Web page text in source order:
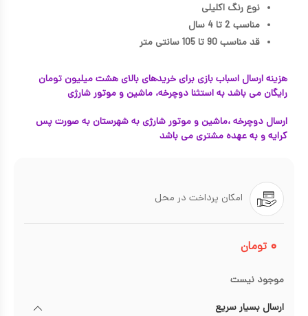
نوع رنگ اکلیلی
مناسب 2 تا 4 سال
قد مناسب 90 تا 105 سانتی متر
هزینه ارسال اسباب بازی برای خریدهای بالای هشت میلیون تومان
رایگان می باشد به استثنا دوچرخه، ماشین و موتور شارژی
ارسال دوچرخه ،ماشین و موتور شارژی به شهرستان به صورت پس
کرایه و به عهده مشتری می باشد
امکان پرداخت در محل
۰ تومان
موجود نیست
ارسال بسیار سریع